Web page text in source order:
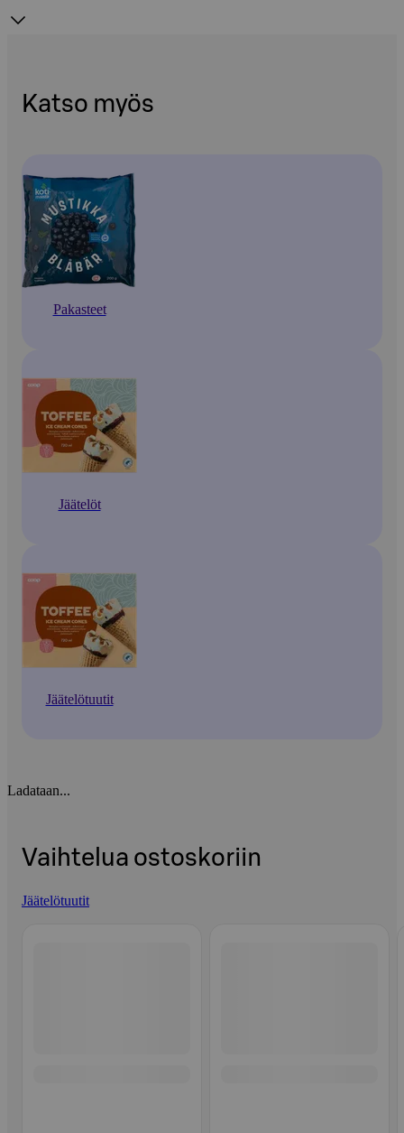
Katso myös
Pakasteet
Jäätelöt
Jäätelötuutit
Ladataan...
Vaihtelua ostoskoriin
Jäätelötuutit